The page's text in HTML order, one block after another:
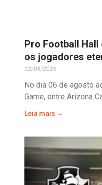
Pro Football Hall
os jogadores
02/08/2026
No dia 06 de agosto
Game, entre Arizona
Leia mais →